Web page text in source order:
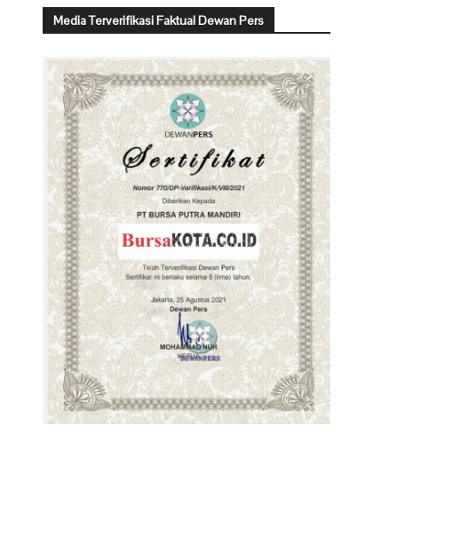
Media Terverifikasi Faktual Dewan Pers